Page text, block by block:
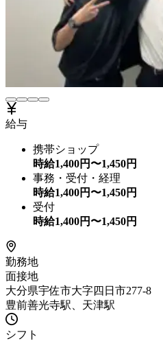
給与
携帯ショップ
時給1,400円〜1,450円
事務・受付・経理
時給1,400円〜1,450円
受付
時給1,400円〜1,450円
勤務地
面接地
大分県宇佐市大字四日市277-8
豊前善光寺駅、天津駅
シフト